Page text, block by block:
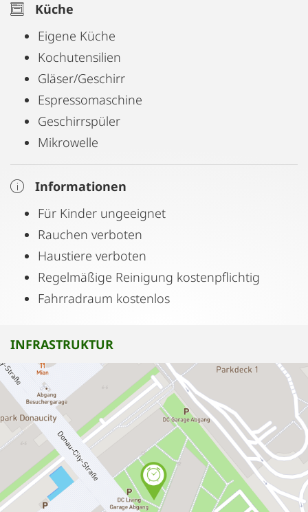
Küche
Eigene Küche
Kochutensilien
Gläser/Geschirr
Espressomaschine
Geschirrspüler
Mikrowelle
Informationen
Für Kinder ungeeignet
Rauchen verboten
Haustiere verboten
Regelmäßige Reinigung kostenpflichtig
Fahrradraum kostenlos
INFRASTRUKTUR